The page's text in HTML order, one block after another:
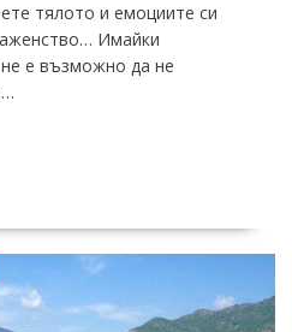
тялото и емоциите си
Имайки
е възможно да не